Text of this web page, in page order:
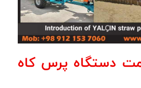
دستگاه پرس کاه